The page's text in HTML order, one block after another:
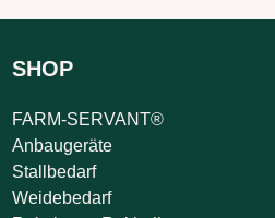
SHOP
FARM-SERVANT®
Anbaugeräte
Stallbedarf
Weidebedarf